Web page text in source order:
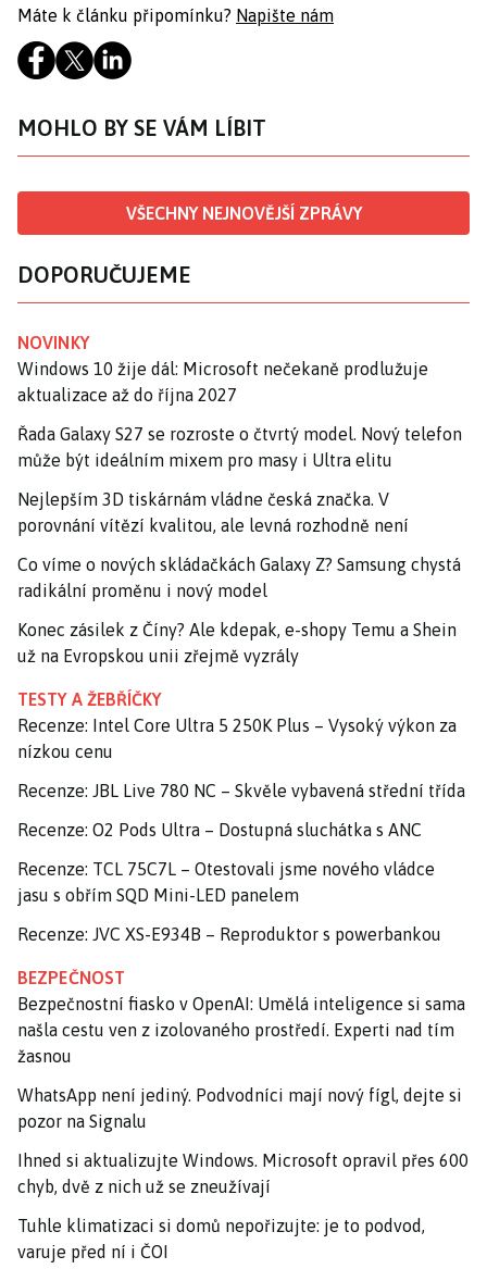
Máte k článku připomínku? Napište nám
MOHLO BY SE VÁM LÍBIT
VŠECHNY NEJNOVĚJŠÍ ZPRÁVY
DOPORUČUJEME
NOVINKY
Windows 10 žije dál: Microsoft nečekaně prodlužuje
aktualizace až do října 2027
Řada Galaxy S27 se rozroste o čtvrtý model. Nový telefon
může být ideálním mixem pro masy i Ultra elitu
Nejlepším 3D tiskárnám vládne česká značka. V
porovnání vítězí kvalitou, ale levná rozhodně není
Co víme o nových skládačkách Galaxy Z? Samsung chystá
radikální proměnu i nový model
Konec zásilek z Číny? Ale kdepak, e-shopy Temu a Shein
už na Evropskou unii zřejmě vyzrály
TESTY A ŽEBŘÍČKY
Recenze: Intel Core Ultra 5 250K Plus – Vysoký výkon za
nízkou cenu
Recenze: JBL Live 780 NC – Skvěle vybavená střední třída
Recenze: O2 Pods Ultra – Dostupná sluchátka s ANC
Recenze: TCL 75C7L – Otestovali jsme nového vládce
jasu s obřím SQD Mini-LED panelem
Recenze: JVC XS-E934B – Reproduktor s powerbankou
BEZPEČNOST
Bezpečnostní fiasko v OpenAI: Umělá inteligence si sama
našla cestu ven z izolovaného prostředí. Experti nad tím
žasnou
WhatsApp není jediný. Podvodníci mají nový fígl, dejte si
pozor na Signalu
Ihned si aktualizujte Windows. Microsoft opravil přes 600
chyb, dvě z nich už se zneužívají
Tuhle klimatizaci si domů nepořizujte: je to podvod,
varuje před ní i ČOI